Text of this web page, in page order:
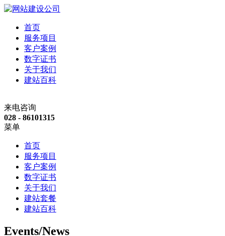
首页
服务项目
客户案例
数字证书
关于我们
建站百科
来电咨询
028 - 86101315
菜单
首页
服务项目
客户案例
数字证书
关于我们
建站套餐
建站百科
Events/News